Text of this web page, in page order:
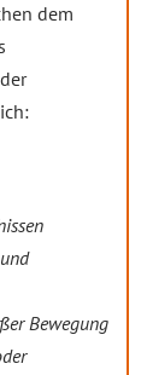
dem
Bewegung